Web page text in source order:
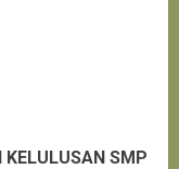
KELULUSAN SMP